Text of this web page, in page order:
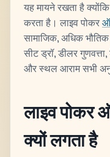
यह मायने रखता है
करता है। लाइव पोकर
सामाजिक, अधिक
सीट ड्रॉ, डीलर
और स्थल आराम सभी
लाइव पोकर
क्यों लगता है